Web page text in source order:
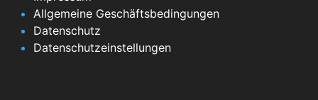
Allgemeine Geschäftsbedingungen
Datenschutz
Datenschutzeinstellungen